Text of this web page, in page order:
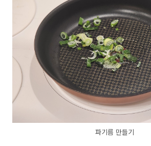
파기름 만들기